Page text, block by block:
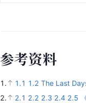
参考资料
1. 1.1 1.2 The Last
2.
2.1 2.2 2.3 2.4 2.5